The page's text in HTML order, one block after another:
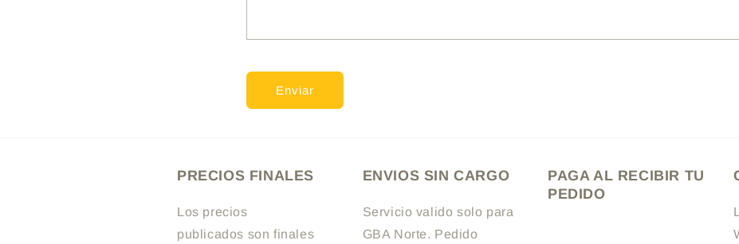
r
d
o
n
t
Enviar
PRECIOS FINALES
Los precios
publicados son finales
ENVIOS SIN CARGO
Servicio valido solo para
GBA Norte. Pedido
PAGA AL RECIBIR TU
PEDIDO